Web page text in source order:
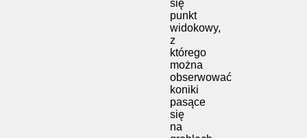
się
punkt
widokowy,
z
którego
można
obserwować
koniki
pasące
się
na